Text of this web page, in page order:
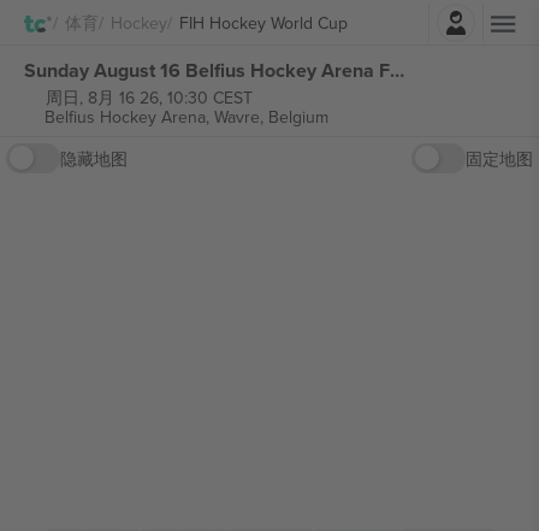
体育 Hockey FIH Hockey World Cup
登录
Sunday August 16 Belfius Hockey Arena FIH Hockey World Cup 2026 张门票
周日, 8月 16 26, 10:30 CEST
Belfius Hockey Arena, Wavre, Belgium
隐藏地图
固定地图